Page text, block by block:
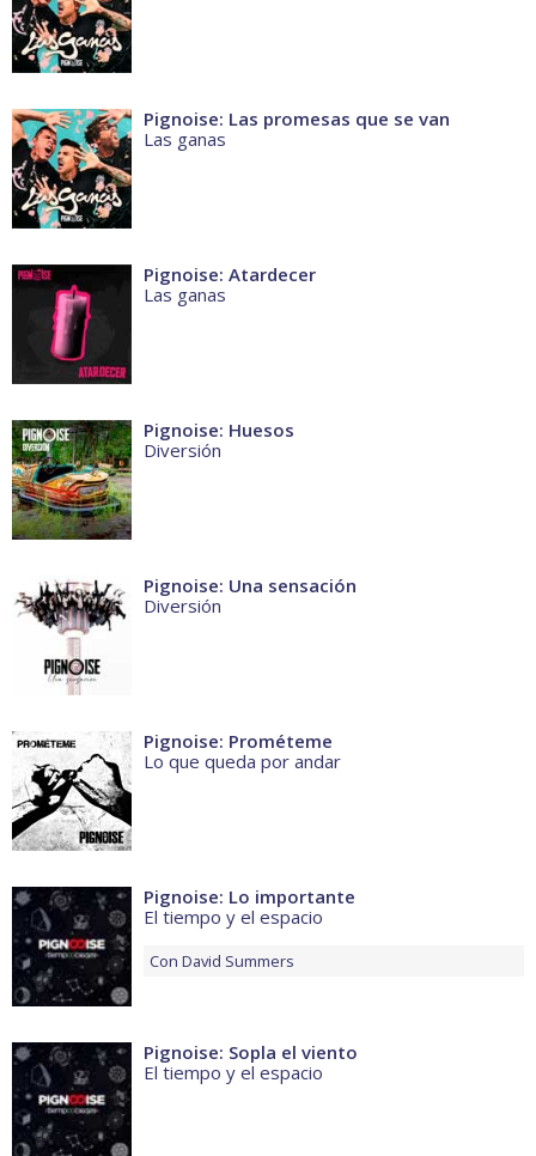
Pignoise: Las promesas que se van
Las ganas
Pignoise: Atardecer
Las ganas
Pignoise: Huesos
Diversión
Pignoise: Una sensación
Diversión
Pignoise: Prométeme
Lo que queda por andar
Pignoise: Lo importante
El tiempo y el espacio
Con David Summers
Pignoise: Sopla el viento
El tiempo y el espacio